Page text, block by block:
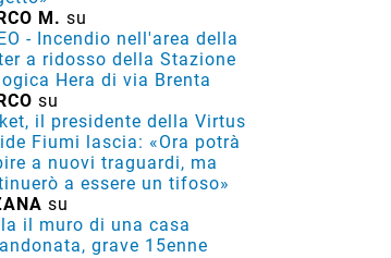
M. su
- Incendio nell'area della
a ridosso della Stazione
Hera di via Brenta
su
il presidente della Virtus
Fiumi lascia: «Ora potrà
a nuovi traguardi, ma
a essere un tifoso»
su
il muro di una casa
grave 15enne